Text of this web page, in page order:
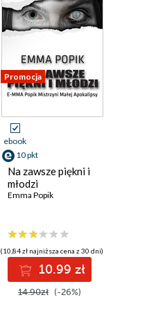
Promocja
ebook
10 pkt
Na zawsze piękni i
młodzi
Emma Popik
(10,84 zł najniższa cena z 30 dni)
10.99 zł
14.90zł (-26%)